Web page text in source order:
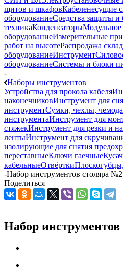
щитов и шкафовКабеленесущие
оборудованиеСредства защиты и
техникаКонденсаторыМодульное
оборудованиеИзмерительные
работ на высотеРаспродажа
оборудованиеИнструмент
оборудованиеСистемы и блоки
-
Наборы инструментов
Устройства для прокола кабеля
наконечниковИнструмент для
инструментСумки, чехлы,
инструментаИнструмент для
стяжекИнструмент для резки и
лентыИнструмент для
изолирующие для снятия
переставныеКлючи гаечные
кабельныеОтвёртки
-Набор инструментов столяра №2
Поделиться
Набор